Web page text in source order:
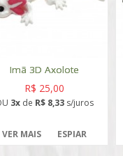
Imã 3D Axolote
R$ 25,00
3xde R$ 8,33s/juros
VER MAIS ESPIAR